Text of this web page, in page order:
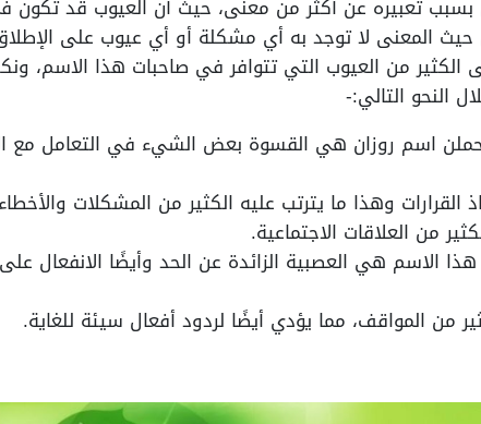
بسبب تعبيره عن أكثر من معنى، حيث أن العيوب قد
المعنى لا توجد به أي مشكلة أو أي عيوب على
الكثير من العيوب التي تتوافر في صاحبات هذا الاسم،
النحو التالي:-
اسم روزان هي القسوة بعض الشيء في التعامل مع
وهذا ما يترتب عليه الكثير من المشكلات
من العلاقات الاجتماعية.
الاسم هي العصبية الزائدة عن الحد وأيضًا الانفعال
من المواقف، مما يؤدي أيضًا لردود أفعال سيئة للغاية.